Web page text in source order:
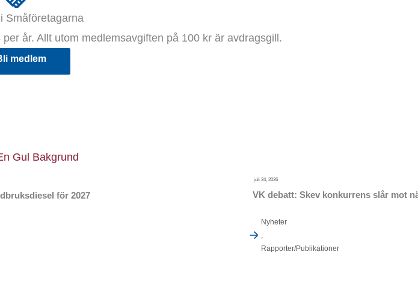
Småföretagarna
år. Allt utom medlemsavgiften på 100 kr är avdragsgill.
medlem
för 2027
juli 24, 2026
VK debatt: Skev konkurrens slår mot
Nyheter
,
Rapporter/Publikationer